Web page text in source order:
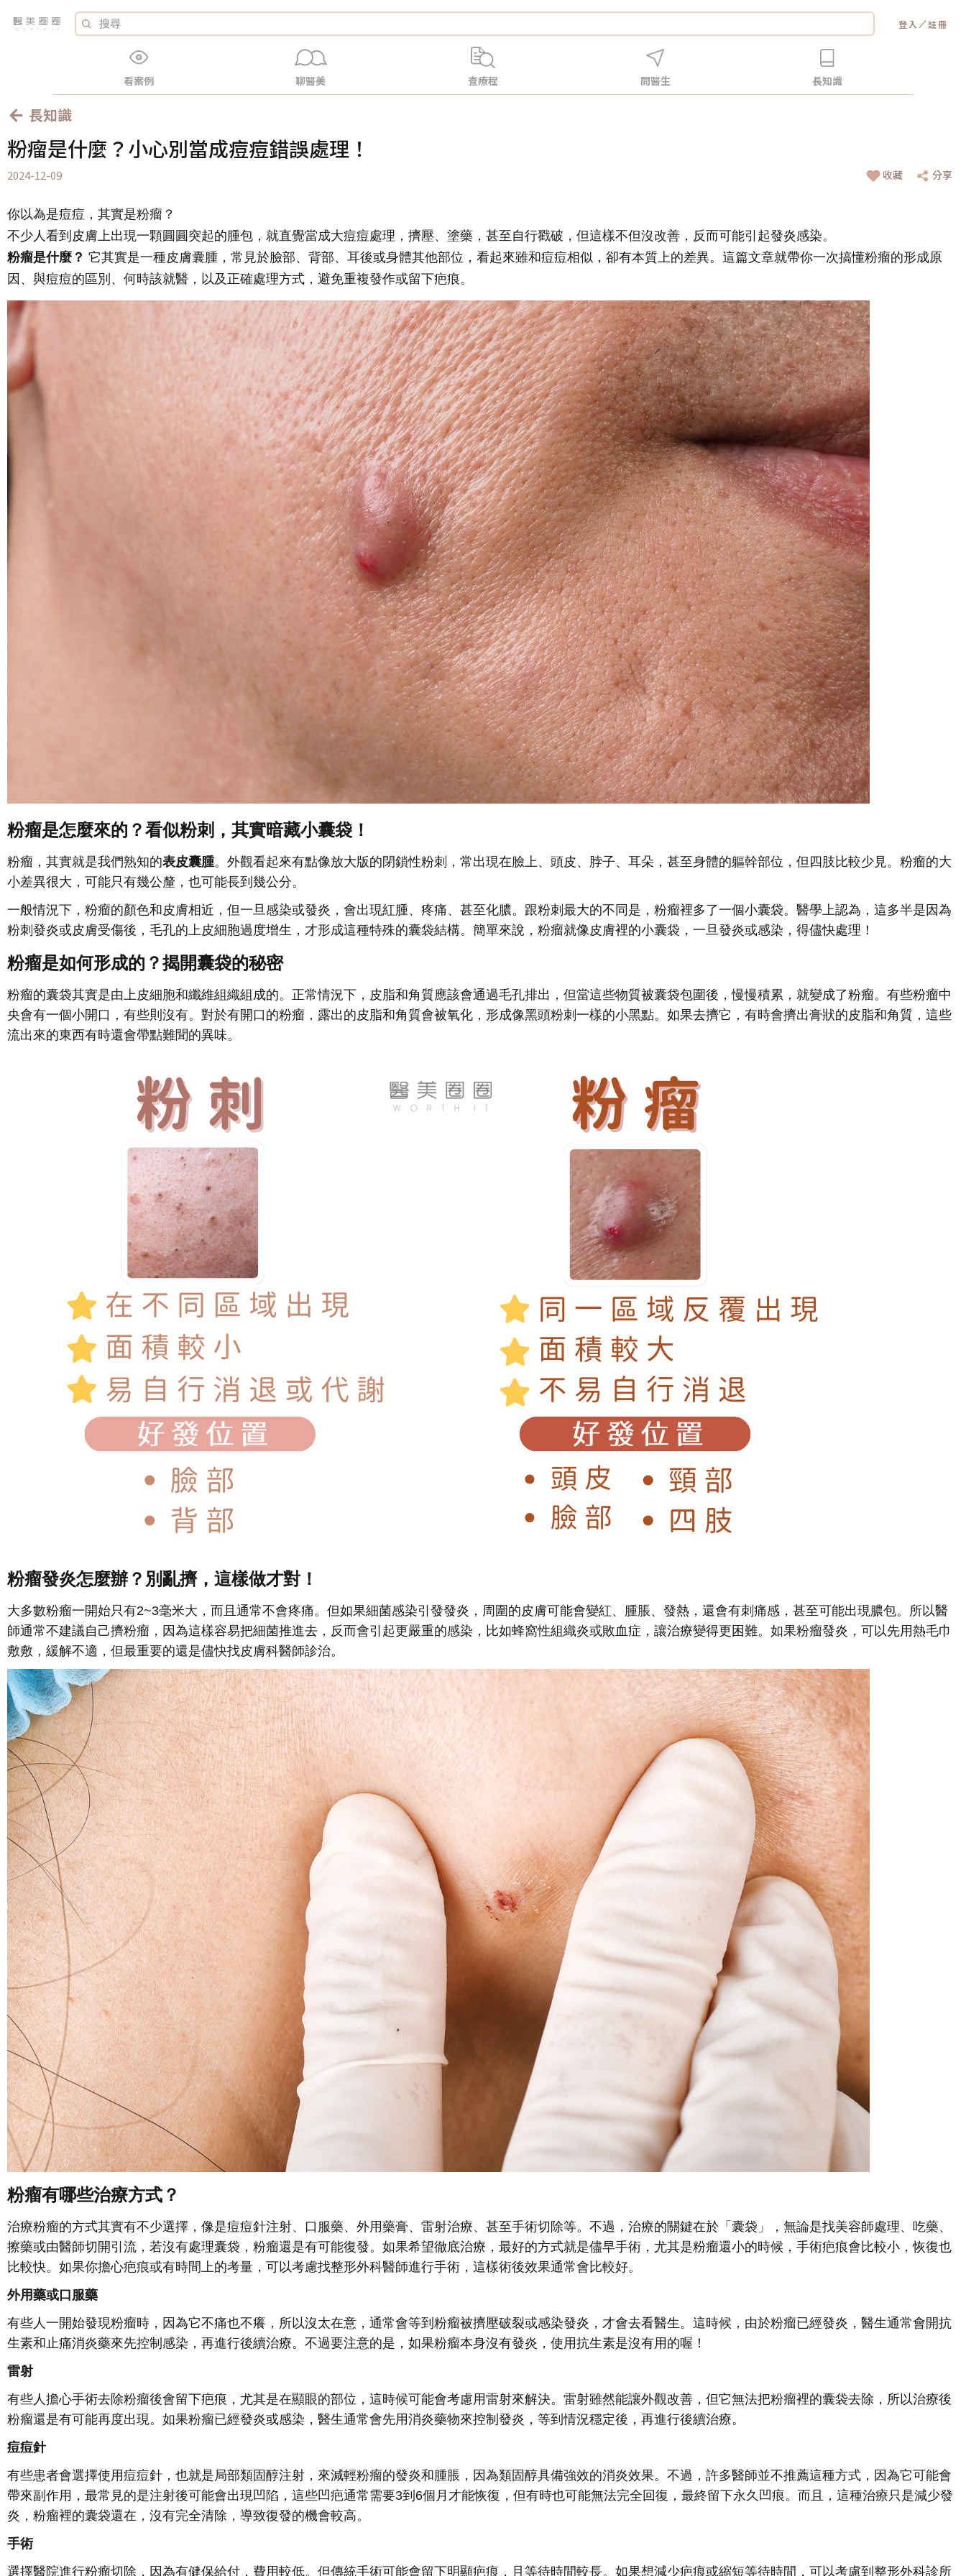
登入 ／註冊
看案例 聊醫美 查療程 問醫生 長知識
長知識
粉瘤是什麼？小心別當成痘痘錯誤處理！
2024-12-09 收藏 分享
你以為是痘痘，其實是粉瘤？
不少人看到皮膚上出現一顆圓圓突起的腫包，就直覺當成大痘痘處理，擠壓、塗藥，甚至自行戳破，但這樣不但沒改善，反而可能引起發炎感染。
粉瘤是什麼？ 它其實是一種皮膚囊腫，常見於臉部、背部、耳後或身體其他部位，看起來雖和痘痘相似，卻有本質上的差異。這篇文章就帶你一次搞懂粉瘤的形成原
因、與痘痘的區別、何時該就醫，以及正確處理方式，避免重複發作或留下疤痕。
粉瘤是怎麼來的？看似粉刺，其實暗藏小囊袋！
粉瘤，其實就是我們熟知的表皮囊腫。外觀看起來有點像放大版的閉鎖性粉刺，常出現在臉上、頭皮、脖子、耳朵，甚至身體的軀幹部位，但四肢比較少見。粉瘤的大
小差異很大，可能只有幾公釐，也可能長到幾公分。
一般情況下，粉瘤的顏色和皮膚相近，但一旦感染或發炎，會出現紅腫、疼痛、甚至化膿。跟粉刺最大的不同是，粉瘤裡多了一個小囊袋。醫學上認為，這多半是因為
粉刺發炎或皮膚受傷後，毛孔的上皮細胞過度增生，才形成這種特殊的囊袋結構。簡單來說，粉瘤就像皮膚裡的小囊袋，一旦發炎或感染，得儘快處理！
粉瘤是如何形成的？揭開囊袋的秘密
粉瘤的囊袋其實是由上皮細胞和纖維組織組成的。正常情況下，皮脂和角質應該會通過毛孔排出，但當這些物質被囊袋包圍後，慢慢積累，就變成了粉瘤。有些粉瘤中
央會有一個小開口，有些則沒有。對於有開口的粉瘤，露出的皮脂和角質會被氧化，形成像黑頭粉刺一樣的小黑點。如果去擠它，有時會擠出膏狀的皮脂和角質，這些
流出來的東西有時還會帶點難聞的異味。
粉瘤發炎怎麼辦？別亂擠，這樣做才對！
大多數粉瘤一開始只有2~3毫米大，而且通常不會疼痛。但如果細菌感染引發發炎，周圍的皮膚可能會變紅、腫脹、發熱，還會有刺痛感，甚至可能出現膿包。所以醫
師通常不建議自己擠粉瘤，因為這樣容易把細菌推進去，反而會引起更嚴重的感染，比如蜂窩性組織炎或敗血症，讓治療變得更困難。如果粉瘤發炎，可以先用熱毛巾
敷敷，緩解不適，但最重要的還是儘快找皮膚科醫師診治。
粉瘤有哪些治療方式？
治療粉瘤的方式其實有不少選擇，像是痘痘針注射、口服藥、外用藥膏、雷射治療、甚至手術切除等。不過，治療的關鍵在於「囊袋」，無論是找美容師處理、吃藥、
擦藥或由醫師切開引流，若沒有處理囊袋，粉瘤還是有可能復發。如果希望徹底治療，最好的方式就是儘早手術，尤其是粉瘤還小的時候，手術疤痕會比較小，恢復也
比較快。如果你擔心疤痕或有時間上的考量，可以考慮找整形外科醫師進行手術，這樣術後效果通常會比較好。
外用藥或口服藥
有些人一開始發現粉瘤時，因為它不痛也不癢，所以沒太在意，通常會等到粉瘤被擠壓破裂或感染發炎，才會去看醫生。這時候，由於粉瘤已經發炎，醫生通常會開抗
生素和止痛消炎藥來先控制感染，再進行後續治療。不過要注意的是，如果粉瘤本身沒有發炎，使用抗生素是沒有用的喔！
雷射
有些人擔心手術去除粉瘤後會留下疤痕，尤其是在顯眼的部位，這時候可能會考慮用雷射來解決。雷射雖然能讓外觀改善，但它無法把粉瘤裡的囊袋去除，所以治療後
粉瘤還是有可能再度出現。如果粉瘤已經發炎或感染，醫生通常會先用消炎藥物來控制發炎，等到情況穩定後，再進行後續治療。
痘痘針
有些患者會選擇使用痘痘針，也就是局部類固醇注射，來減輕粉瘤的發炎和腫脹，因為類固醇具備強效的消炎效果。不過，許多醫師並不推薦這種方式，因為它可能會
帶來副作用，最常見的是注射後可能會出現凹陷，這些凹疤通常需要3到6個月才能恢復，但有時也可能無法完全回復，最終留下永久凹痕。而且，這種治療只是減少發
炎，粉瘤裡的囊袋還在，沒有完全清除，導致復發的機會較高。
手術
選擇醫院進行粉瘤切除，因為有健保給付，費用較低。但傳統手術可能會留下明顯疤痕，且等待時間較長。如果想減少疤痕或縮短等待時間，可以考慮到整形外科診所